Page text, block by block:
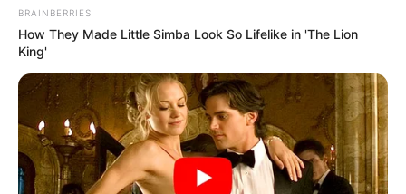
BRAINBERRIES
How They Made Little Simba Look So Lifelike in 'The Lion
King'